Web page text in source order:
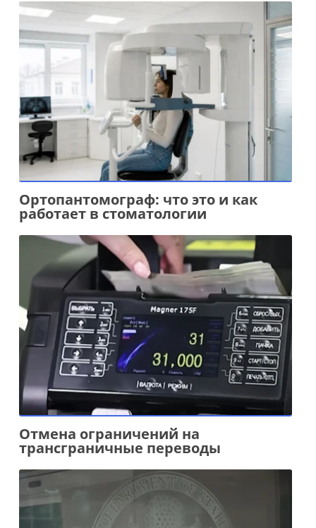
Ортопантомограф: что это и как
работает в стоматологии
Отмена ограничений на
трансграничные переводы